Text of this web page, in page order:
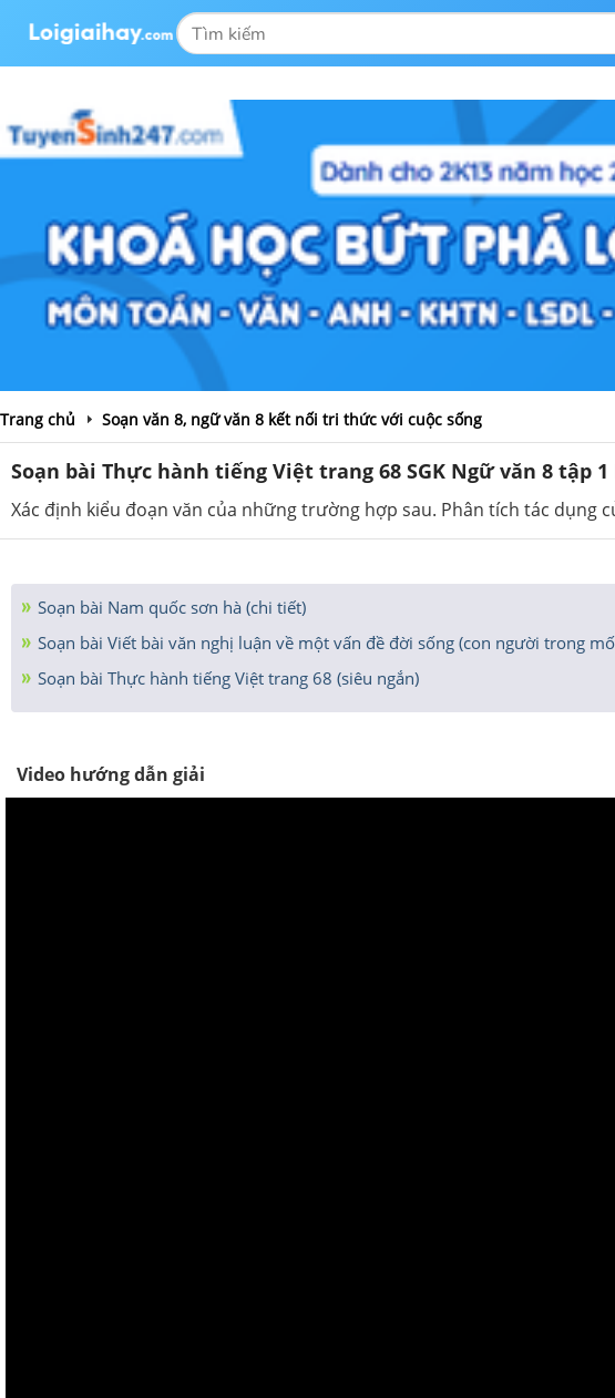
Trang chủ Soạn văn 8, ngữ văn 8 kết nối tri thức với cuộc sống
Soạn bài Thực hành tiếng Việt trang 68 SGK Ngữ văn 8 tập
Xác định kiểu đoạn văn của những trường hợp sau. Phân tích tác dụng
Soạn bài Nam quốc sơn hà (chi tiết)
Soạn bài Viết bài văn nghị luận về một vấn đề đời sống (con người trong
Soạn bài Thực hành tiếng Việt trang 68 (siêu ngắn)
Video hướng dẫn giải